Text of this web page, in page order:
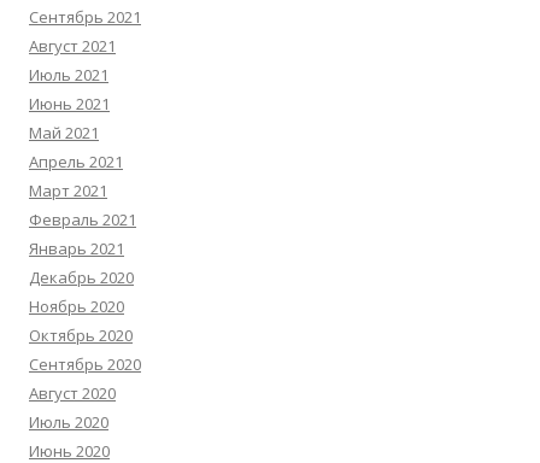
Сентябрь 2021
Август 2021
Июль 2021
Июнь 2021
Май 2021
Апрель 2021
Март 2021
Февраль 2021
Январь 2021
Декабрь 2020
Ноябрь 2020
Октябрь 2020
Сентябрь 2020
Август 2020
Июль 2020
Июнь 2020